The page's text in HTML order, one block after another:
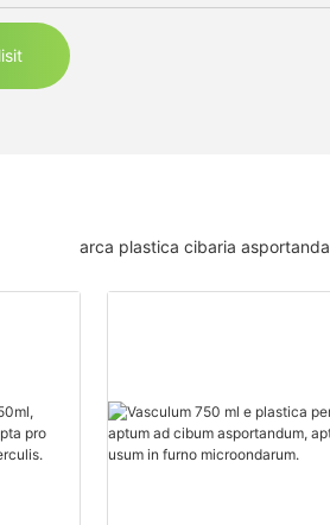
arca plastica cibaria asportanda